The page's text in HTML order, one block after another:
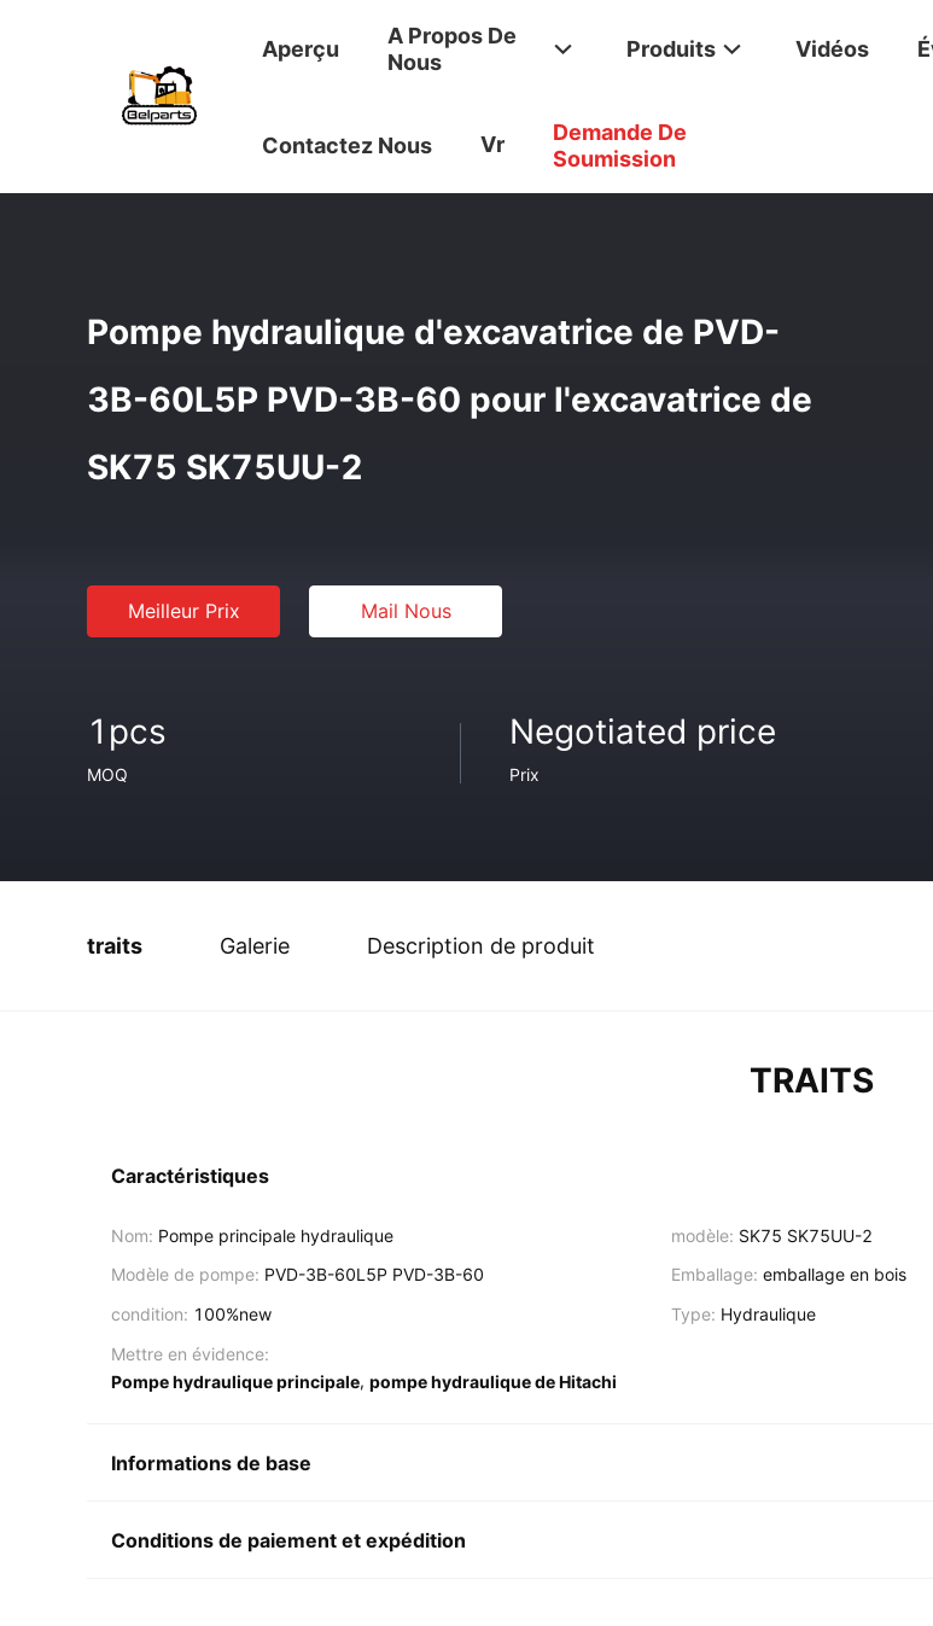
Aperçu
A Propos De
Nous
Produits Vidéos
Contactez Nous Vr
Demande De
Soumission
Aperçu / Produits Pompe Hydraulique D'excavatrice De PVD-3B-
Pompe hydraulique d'excavatrice de PVD-
3B-60L5P PVD-3B-60 pour l'excavatrice de
SK75 SK75UU-2
Meilleur Prix Mail Nous
1pcs
MOQ
Negotiated price
Prix
traits Galerie Description de produit
TRAITS
Caractéristiques
Nom: Pompe principale hydraulique modèle: SK75 SK75UU-2
Modèle de pompe: PVD-3B-60L5P PVD-3B-60 Emballage: emballage en bois
condition: 100%new Type: Hydraulique
Mettre en évidence:
Pompe hydraulique principale, pompe hydraulique de Hitachi
Informations de base
Conditions de paiement et expédition